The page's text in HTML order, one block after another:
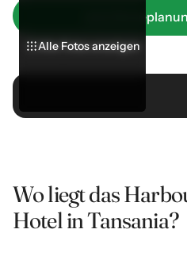
Jetzt
Alle Fotos anzeigen
Alle Fotos anzeigen
Alle Fotos anzeigen
Wo liegt das
Hotel in Tansania?